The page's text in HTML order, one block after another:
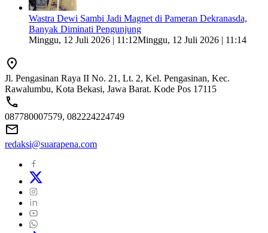
Wastra Dewi Sambi Jadi Magnet di Pameran Dekranasda,
Banyak Diminati Pengunjung
Minggu, 12 Juli 2026 | 11:12Minggu, 12 Juli 2026 | 11:14
Jl. Pengasinan Raya II No. 21, Lt. 2, Kel. Pengasinan, Kec.
Rawalumbu, Kota Bekasi, Jawa Barat. Kode Pos 17115
087780007579, 082224224749
redaksi@suarapena.com